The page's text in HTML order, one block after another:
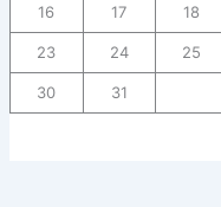
16 17 18
23 24 25
30 31